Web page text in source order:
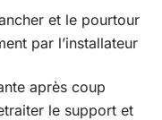
et le pourtour
par l’installateur
après coup
le support et